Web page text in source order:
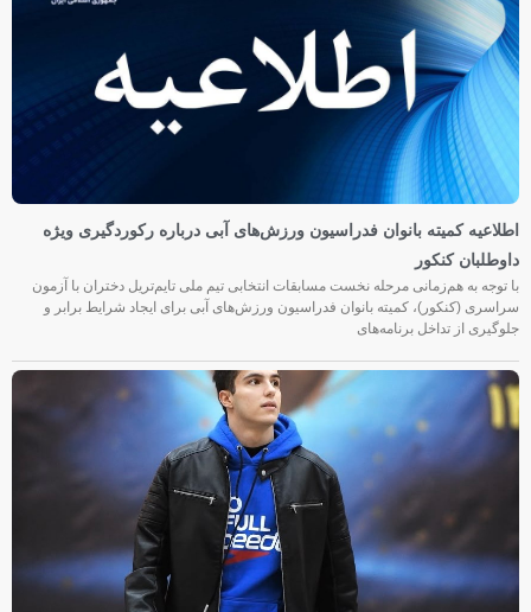
اطلاعیه کمیته بانوان فدراسیون ورزش‌های آبی درباره رکوردگیری ویژه
داوطلبان کنکور
با توجه به هم‌زمانی مرحله نخست مسابقات انتخابی تیم ملی تایم‌تریل دختران با آزمون
سراسری (کنکور)، کمیته بانوان فدراسیون ورزش‌های آبی برای ایجاد شرایط برابر و
جلوگیری از تداخل برنامه‌های